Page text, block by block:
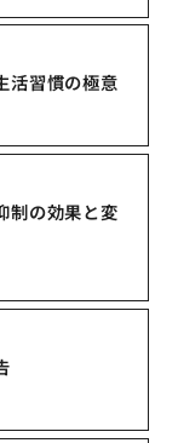
活習慣の極意
制の効果と変